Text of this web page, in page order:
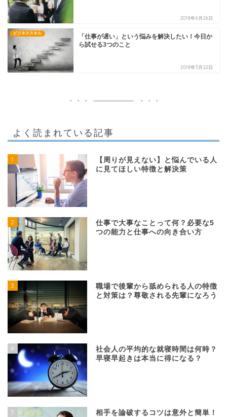
2018年6月26日
ビジネススキル
「仕事が遅い」という悩みを解決したい！今日か
ら試せる3つのこと
2018年3月22日
よく読まれている記事
1
【周りが見えない】と悩んでいる人
に見てほしい特徴と解決策
2
仕事で大事なことって何？必要な5
つの能力と仕事への向き合い方
3
職場で後輩から舐められる人の特徴
と対策は？尊敬される先輩になろう
4
社会人の平均的な就寝時間は何時？
早寝早起きは本当に得になる？
5
相手を論破するコツは意外と簡単！